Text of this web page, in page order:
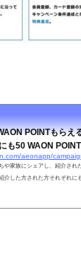
POINTもらえ
も50 WAON
や家族にシェアし、紹介され
介した方された方それぞれに